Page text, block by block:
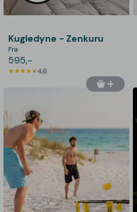
Kugledyne - Zenkuru
Fra
595,-
4,6